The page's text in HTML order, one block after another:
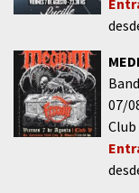
07/
Club